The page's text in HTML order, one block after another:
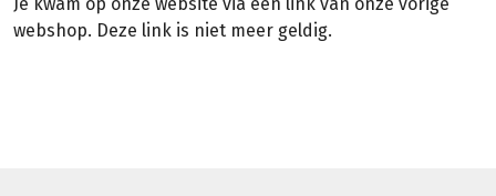
webshop. Deze link is niet meer geldig.